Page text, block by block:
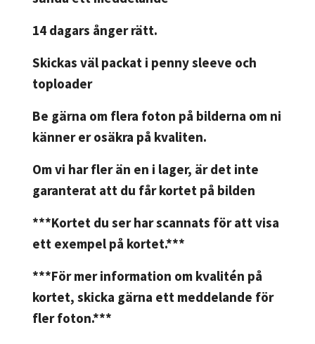
14 dagars ånger rätt.
Skickas väl packat i penny sleeve och
toploader
Be gärna om flera foton på bilderna om ni
känner er osäkra på kvaliten.
Om vi har fler än en i lager, är det inte
garanterat att du får kortet på bilden
***Kortet du ser har scannats för att visa
ett exempel på kortet.***
***För mer information om kvalitén på
kortet, skicka gärna ett meddelande för
fler foton.***